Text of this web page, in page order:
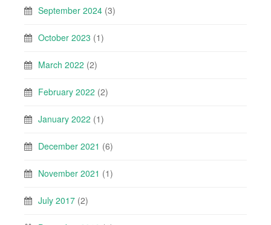
September 2024 (3)
October 2023 (1)
March 2022 (2)
February 2022 (2)
January 2022 (1)
December 2021 (6)
November 2021 (1)
July 2017 (2)